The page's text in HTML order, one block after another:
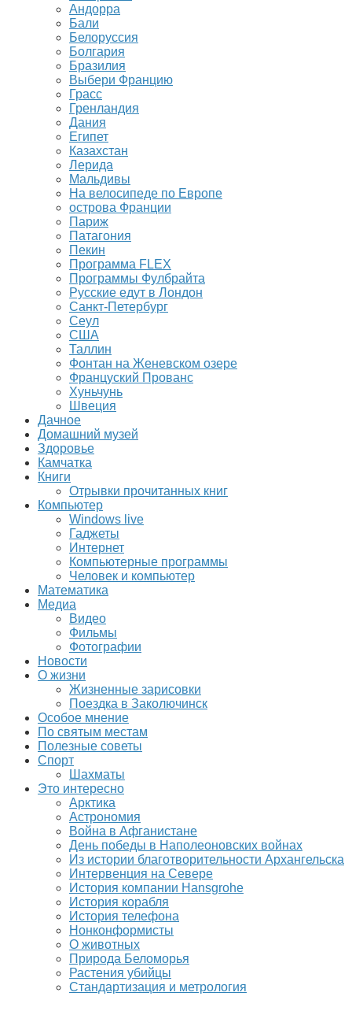
Андорра
Бали
Белоруссия
Болгария
Бразилия
Выбери Францию
Грасс
Гренландия
Дания
Египет
Казахстан
Лерида
Мальдивы
На велосипеде по Европе
острова Франции
Париж
Патагония
Пекин
Программа FLEX
Программы Фулбрайта
Русские едут в Лондон
Санкт-Петербург
Сеул
США
Таллин
Фонтан на Женевском озере
Француский Прованс
Хуньчунь
Швеция
Дачное
Домашний музей
Здоровье
Камчатка
Книги
Отрывки прочитанных книг
Компьютер
Windows live
Гаджеты
Интернет
Компьютерные программы
Человек и компьютер
Математика
Медиа
Видео
Фильмы
Фотографии
Новости
О жизни
Жизненные зарисовки
Поездка в Заколючинск
Особое мнение
По святым местам
Полезные советы
Спорт
Шахматы
Это интересно
Арктика
Астрономия
Война в Афганистане
День победы в Наполеоновских войнах
Из истории благотворительности Архангельска
Интервенция на Севере
История компании Hansgrohe
История корабля
История телефона
Нонконформисты
О животных
Природа Беломорья
Растения убийцы
Стандартизация и метрология